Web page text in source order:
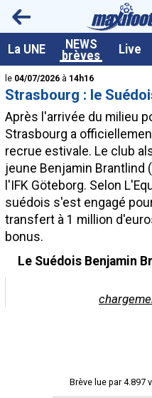
La UNE NEWS
brèves Live
<
le 04/07/2026 à 14h16
Strasbourg : le
Après l'arrivée du milieu
Strasbourg a
recrue estivale. Le club
jeune Benjamin Brantlind
l'IFK Göteborg. Selon
suédois s'est engagé
transfert à 1 million
bonus.
Le Suédois Benjamin
Brève lue par 4.897
A la UNE
Dernières brèves
Live / Matchs en direct
Résultats et Classements
Class. buteurs européens
Programme TV foot
Vidéos
Tableau transferts L1
Mentions légales